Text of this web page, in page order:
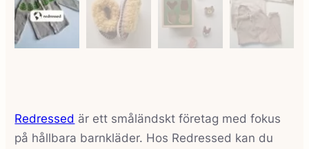
Redressed är ett småländskt företag med fokus
på hållbara barnkläder. Hos Redressed kan du